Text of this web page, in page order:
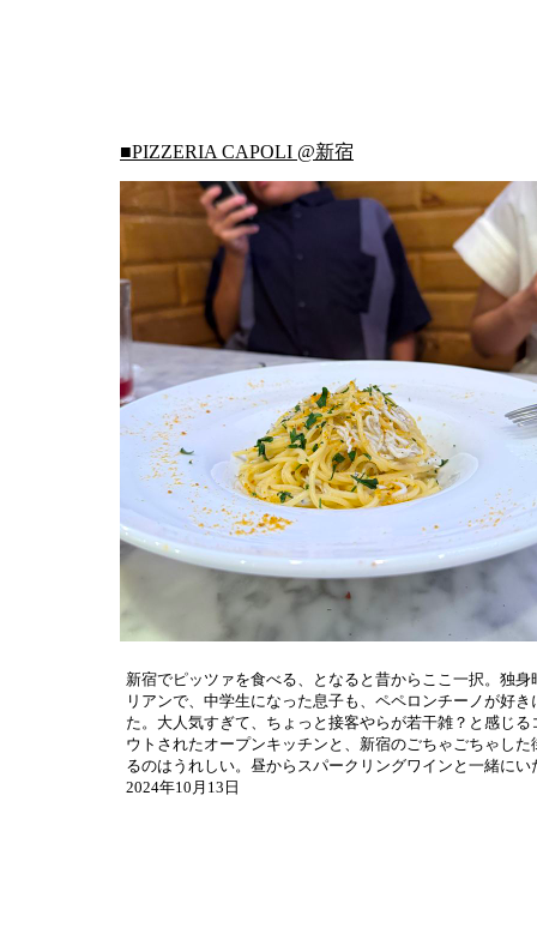
新宿でピッツァを食べる、となると昔からここ一択。独
リアンで、中学生になった息子も、ペペロンチーノが好
た。大人気すぎて、ちょっと接客やらが若干雑？と感じ
ウトされたオープンキッチンと、新宿のごちゃごちゃし
るのはうれしい。昼からスパークリングワインと一緒に
2024年10月13日
■PIZZERIA CAPOLI @新宿